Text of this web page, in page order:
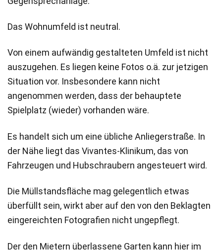
Das Wohnumfeld ist neutral.
Von einem aufwändig gestalteten Umfeld ist nicht
auszugehen. Es liegen keine Fotos o.ä. zur jetzigen
Situation vor. Insbesondere kann nicht
angenommen werden, dass der behauptete
Spielplatz (wieder) vorhanden wäre.
Es handelt sich um eine übliche Anliegerstraße. In
der Nähe liegt das Vivantes-Klinikum, das von
Fahrzeugen und Hubschraubern angesteuert wird.
Die Müllstandsfläche mag gelegentlich etwas
überfüllt sein, wirkt aber auf den von den Beklagten
eingereichten Fotografien nicht ungepflegt.
Der den Mietern überlassene Garten kann hier im